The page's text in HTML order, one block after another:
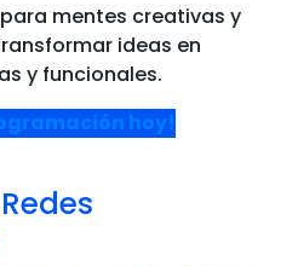
mentes creativas y
ideas en
y funcionales.
hoy!